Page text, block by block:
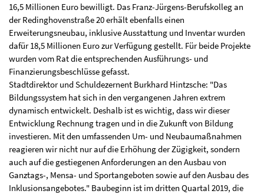
16,5 Millionen Euro bewilligt. Das Franz-Jürgens-Berufskolleg an
der Redinghovenstraße 20 erhält ebenfalls einen
Erweiterungsneubau, inklusive Ausstattung und Inventar wurden
dafür 18,5 Millionen Euro zur Verfügung gestellt. Für beide Projekte
wurden vom Rat die entsprechenden Ausführungs- und
Finanzierungsbeschlüsse gefasst.
Stadtdirektor und Schuldezernent Burkhard Hintzsche: "Das
Bildungssystem hat sich in den vergangenen Jahren extrem
dynamisch entwickelt. Deshalb ist es wichtig, dass wir dieser
Entwicklung Rechnung tragen und in die Zukunft von Bildung
investieren. Mit den umfassenden Um- und Neubaumaßnahmen
reagieren wir nicht nur auf die Erhöhung der Zügigkeit, sondern
auch auf die gestiegenen Anforderungen an den Ausbau von
Ganztags-, Mensa- und Sportangeboten sowie auf den Ausbau des
Inklusionsangebotes." Baubeginn ist im dritten Quartal 2019, die